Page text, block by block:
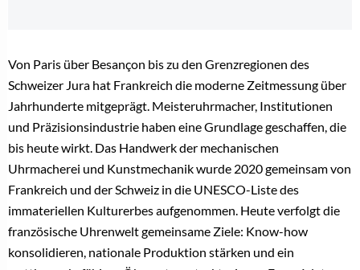
Von Paris über Besançon bis zu den Grenzregionen des
Schweizer Jura hat Frankreich die moderne Zeitmessung über
Jahrhunderte mitgeprägt. Meisteruhrmacher, Institutionen
und Präzisionsindustrie haben eine Grundlage geschaffen, die
bis heute wirkt. Das Handwerk der mechanischen
Uhrmacherei und Kunstmechanik wurde 2020 gemeinsam von
Frankreich und der Schweiz in die UNESCO-Liste des
immateriellen Kulturerbes aufgenommen. Heute verfolgt die
französische Uhrenwelt gemeinsame Ziele: Know-how
konsolidieren, nationale Produktion stärken und ein